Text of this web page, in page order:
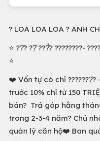
? LOA LOA LOA ? ANH
⭐️ ??̆? ??̣̂ ???̂̉? ????????-
⭐️
❤️ Vốn tự có chỉ
trước 10% chỉ từ 150
bán? Trả góp hằng
trong 2-3-4 năm? Chủ
quản lý căn hộ❤️ Ban